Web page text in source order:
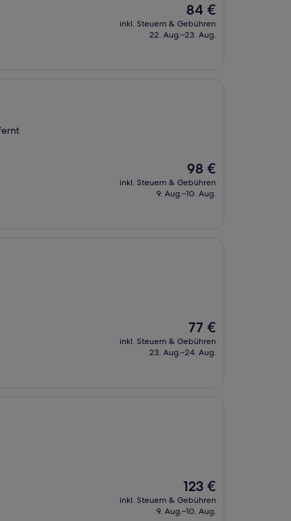
Der
Preis
beträgt
84 €
inkl. Steuern & Gebühren
22. Aug.–23. Aug.
Der
Preis
beträgt
98 €
inkl. Steuern & Gebühren
9. Aug.–10. Aug.
Der
Preis
beträgt
77 €
inkl. Steuern & Gebühren
23. Aug.–24. Aug.
Der
Preis
beträgt
123 €
inkl. Steuern & Gebühren
9. Aug.–10. Aug.